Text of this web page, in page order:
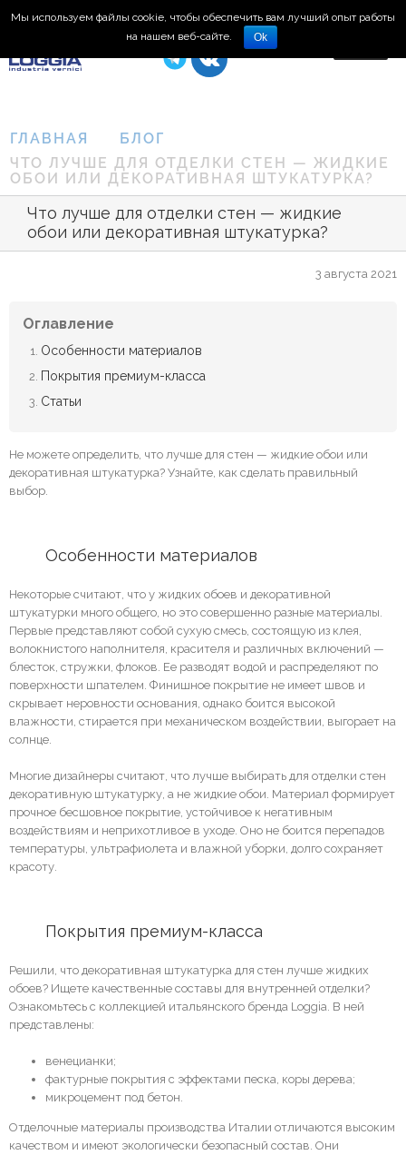
8 (495) 150-66-77
ГЛАВНАЯ
БЛОГ
ЧТО ЛУЧШЕ ДЛЯ ОТДЕЛКИ СТЕН — ЖИДКИЕ
ОБОИ ИЛИ ДЕКОРАТИВНАЯ ШТУКАТУРКА?
Что лучше для отделки стен — жидкие
обои или декоративная штукатурка?
Не можете определить, что лучше для стен — жидкие обои или
декоративная штукатурка? Узнайте, как сделать правильный
выбор.
	Особенности материалов
Некоторые считают, что у жидких обоев и декоративной
штукатурки много общего, но это совершенно разные материалы.
Первые представляют собой сухую смесь, состоящую из клея,
волокнистого наполнителя, красителя и различных включений —
блесток, стружки, флоков. Ее разводят водой и распределяют по
поверхности шпателем. Финишное покрытие не имеет швов и
скрывает неровности основания, однако боится высокой
влажности, стирается при механическом воздействии, выгорает на
солнце.
Многие дизайнеры считают, что лучше выбирать для отделки стен
декоративную штукатурку, а не жидкие обои. Материал формирует
прочное бесшовное покрытие, устойчивое к негативным
воздействиям и неприхотливое в уходе. Оно не боится перепадов
температуры, ультрафиолета и влажной уборки, долго сохраняет
красоту.
	Покрытия премиум-класса
Решили, что декоративная штукатурка для стен лучше жидких
обоев? Ищете качественные составы для внутренней отделки?
Ознакомьтесь с коллекцией итальянского бренда Loggia. В ней
представлены:
венецианки;
фактурные покрытия с эффектами песка, коры дерева;
микроцемент под бетон.
Отделочные материалы производства Италии отличаются высоким
качеством и имеют экологически безопасный состав. Они
3 августа 2021
Оглавление
Особенности материалов
Покрытия премиум-класса
Статьи
Мы используем файлы cookie, чтобы обеспечить вам лучший опыт работы
на нашем веб-сайте.
Ok